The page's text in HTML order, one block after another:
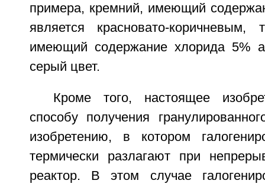
примера, кремний, имеющий
является красновато-коричневым,
имеющий содержание хлорида 5%
серый цвет.
Кроме того, настоящее
способу получения
изобретению, в котором
термически разлагают при
реактор. В этом случае